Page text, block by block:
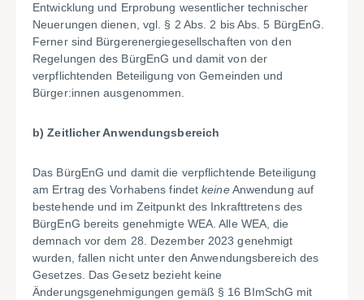
Entwicklung und Erprobung wesentlicher technischer
Neuerungen dienen, vgl. § 2 Abs. 2 bis Abs. 5 BürgEnG.
Ferner sind Bürgerenergiegesellschaften von den
Regelungen des BürgEnG und damit von der
verpflichtenden Beteiligung von Gemeinden und
Bürger:innen ausgenommen.
b) Zeitlicher Anwendungsbereich
Das BürgEnG und damit die verpflichtende Beteiligung
am Ertrag des Vorhabens findetkeineAnwendung auf
bestehende und im Zeitpunkt des Inkrafttretens des
BürgEnG bereits genehmigte WEA. Alle WEA, die
demnach vor dem 28. Dezember 2023 genehmigt
wurden, fallen nicht unter den Anwendungsbereich des
Gesetzes. Das Gesetz bezieht keine
Änderungsgenehmigungen gemäß § 16 BImSchG mit